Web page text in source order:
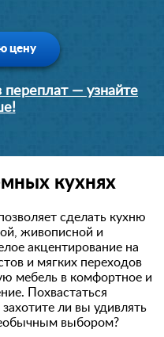
цену
переплат — узнайте
кухнях
сделать кухню
живописной и
акцентирование на
и мягких переходов
мебель в комфортное и
Похвастаться
ли вы удивлять
выбором?